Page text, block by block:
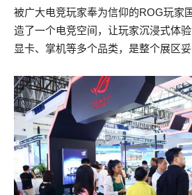
被广大电竞玩家奉为信仰的ROG玩家
造了一个电竞空间，让玩家沉浸式体验
显卡、掌机等多个品类，是整个展区妥